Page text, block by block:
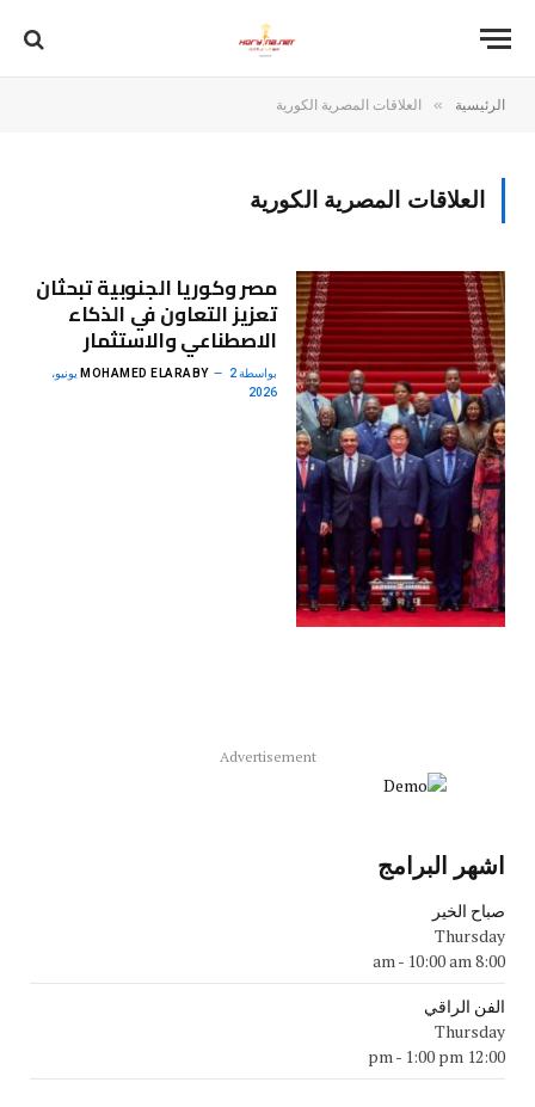
الرئيسية » العلاقات المصرية الكورية
العلاقات المصرية الكورية
مصر وكوريا الجنوبية تبحثان
تعزيز التعاون في الذكاء
الاصطناعي والاستثمار
بواسطة MOHAMED ELARABY 2 يونيو،
2026
Advertisement
اشهر البرامج
صباح الخير
Thursday
8:00 am
- 10:00 am
الفن الراقي
Thursday
12:00 pm
- 1:00 pm